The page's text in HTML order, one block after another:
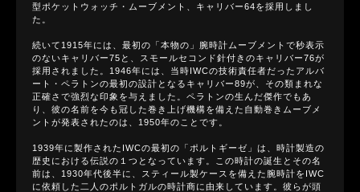
型ポケットウォッチ・ムーブメント、キャリバー64を採用しまし
た。
続いて1915年には、最初の「本物の」腕時計ムーブメントで秒表示
のないキャリバー75と、スモールセコンド針付きのキャリバー76が
採用されました。1946年には、当時IWCの技術責任者だったアルバ
ート・ペラトンの最初の設計となるキャリバー89が、その類まれな
正確さで強烈な印象を与えました。ペラトンの生んだ傑作でもあ
り、彼の名前を今も冠した巻き上げ機構を備えた自動巻きムーブメ
ントが発表されたのは、1950年のことです。
1939年に製作されたIWCの最初の「ポルトギーゼ」は、時計製造の
歴史における伝説の１つとなっています。この時計の誕生とその名
前は、1930年代後半に、スティール製ケースを備えた腕時計をIWC
に依頼した二人のポルトガルの時計商に由来しています。彼らが頭